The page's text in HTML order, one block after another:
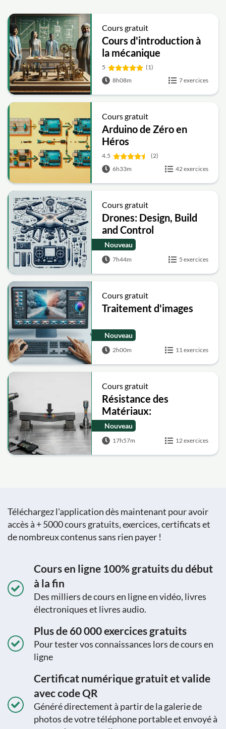
Cours gratuit
Cours d'introduction à
la mécanique
5
(1)
8h08m
7 exercices
Cours gratuit
Arduino de Zéro en
Héros
4.5
(2)
6h33m
42 exercices
Cours gratuit
Drones: Design, Build
and Control
Nouveau
7h44m 5 exercices
Cours gratuit
Traitement d'images
Nouveau
2h00m 11 exercices
Cours gratuit
Résistance des
Matériaux:
Contraintes,
Déformations, Torsion,
Flexion, Mohr and
Défaillance
Nouveau
17h57m 12 exercices
Téléchargez l'application dès maintenant pour avoir
accès à + 5000 cours gratuits, exercices, certificats et
de nombreux contenus sans rien payer !
Cours en ligne 100% gratuits du début
à la fin
Des milliers de cours en ligne en vidéo, livres
électroniques et livres audio.
Plus de 60 000 exercices gratuits
Pour tester vos connaissances lors de cours en
ligne
Certificat numérique gratuit et valide
avec code QR
Généré directement à partir de la galerie de
photos de votre téléphone portable et envoyé à